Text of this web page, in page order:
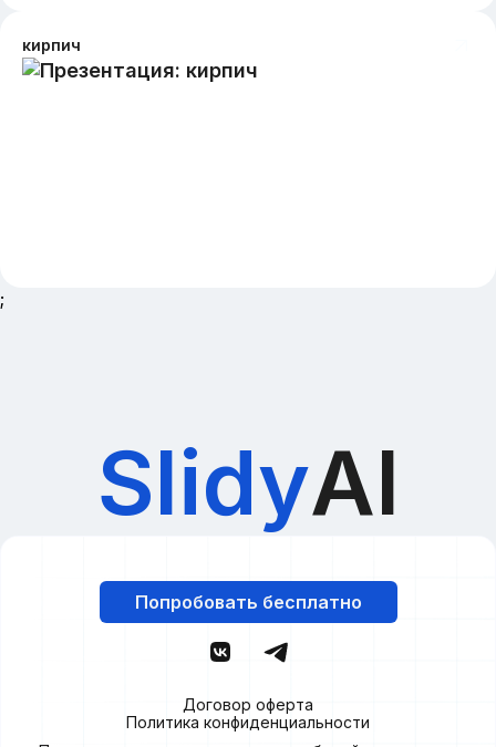
кирпич
;
SlidyAI
Попробовать бесплатно
Договор оферта
Политика конфиденциальности